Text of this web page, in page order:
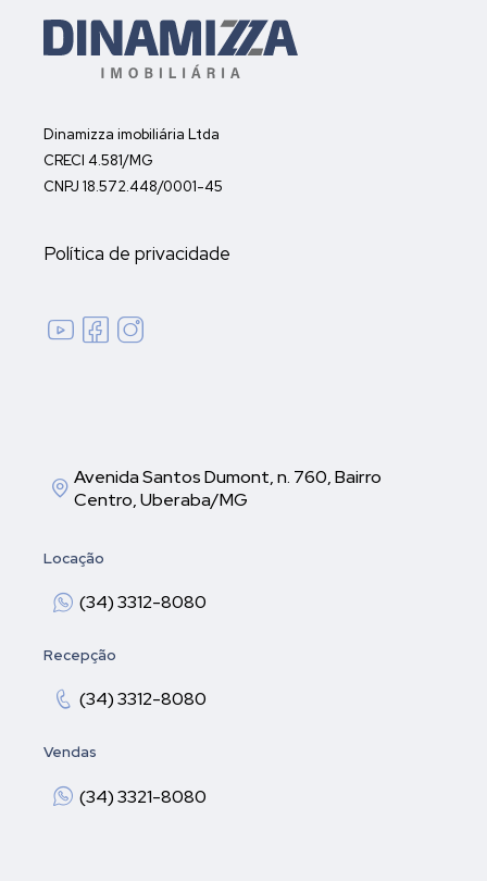
Dinamizza imobiliária Ltda
CRECI 4.581/MG
CNPJ 18.572.448/0001-45
Política de privacidade
Avenida Santos Dumont, n. 760, Bairro
Centro, Uberaba/MG
Locação
(34) 3312-8080
Recepção
(34) 3312-8080
Vendas
(34) 3321-8080